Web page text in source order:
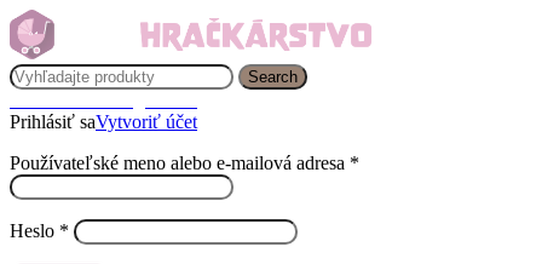
Search
Prihlásiť saVytvoriť účet
Používateľské meno alebo e-mailová adresa *
Heslo *